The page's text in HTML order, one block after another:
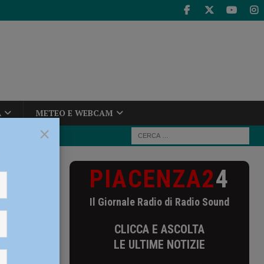
METEO E WEBCAM
fortuna:
PIACENZA24
Il Giornale Radio di Radio Sound
CLICCA E ASCOLTA
LE ULTIME NOTIZIE
×